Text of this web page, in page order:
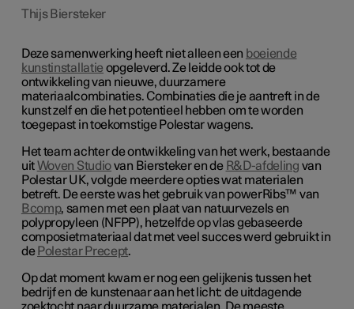
Thijs Biersteker
Deze samenwerking heeft niet alleen een boeiende
kunstinstallatie opgeleverd. Ze leidde ook tot de
ontwikkeling van nieuwe, duurzamere
materiaalcombinaties. Combinaties die je aantreft in de
kunst zelf en die het potentieel hebben om te worden
toegepast in toekomstige Polestar wagens.
Het team achter de ontwikkeling van het werk, bestaande
uitWoven Studiovan Biersteker en de R&D-afdeling van
Polestar UK, volgde meerdere opties wat materialen
betreft. De eerste was het gebruik van powerRibs™ van
Bcomp, samen met een plaat van natuurvezels en
polypropyleen (NFPP), hetzelfde op vlas gebaseerde
composietmateriaal dat met veel succes werd gebruikt in
de Polestar Precept.
Op dat moment kwam er nog een gelijkenis tussen het
bedrijf en de kunstenaar aan het licht: de uitdagende